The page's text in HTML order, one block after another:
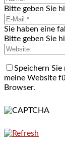
Bitte geben Sie
Sie haben eine
Bitte geben Sie
Speichern Sie
meine Website
Browser.